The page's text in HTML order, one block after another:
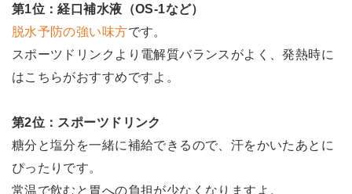
第1位：経口補水液（OS-1など）
脱水予防の強い味方です。
スポーツドリンクより電解質バランスがよく、発熱時に
はこちらがおすすめですよ。
第2位：スポーツドリンク
糖分と塩分を一緒に補給できるので、汗をかいたあとに
ぴったりです。
常温で飲むと胃への負担が少なくなりますよ。